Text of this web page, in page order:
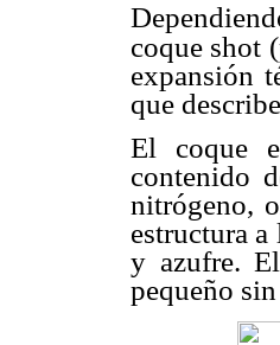
coque shot
expansión
que
El coque
contenido
nitrógeno,
estructura
y azufre.
pequeño